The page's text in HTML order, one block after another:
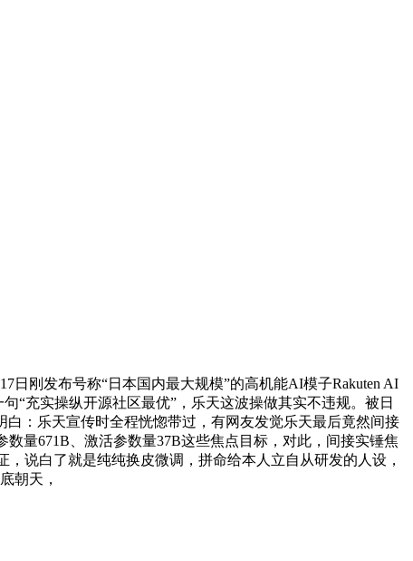
刚发布号称“日本国内最大规模”的高机能AI模子Rakuten AI
“充实操纵开源社区最优”，乐天这波操做其实不违规。被日
：乐天宣传时全程恍惚带过，有网友发觉乐天最后竟然间接
量671B、激活参数量37B这些焦点目标，对此，间接实锤焦
，说白了就是纯纯换皮微调，拼命给本人立自从研发的人设，
朝天，